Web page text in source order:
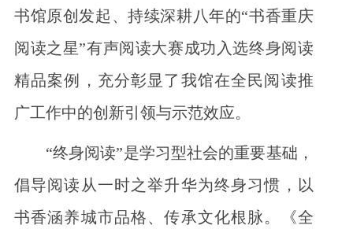
书馆原创发起、持续深耕八年的“书香重庆
阅读之星”有声阅读大赛成功入选终身阅读
精品案例，充分彰显了我馆在全民阅读推
广工作中的创新引领与示范效应。
“终身阅读”是学习型社会的重要基础，
倡导阅读从一时之举升华为终身习惯，以
书香涵养城市品格、传承文化根脉。《全